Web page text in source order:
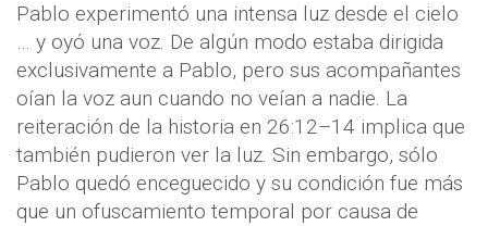
Pablo experimentó una intensa luz desde el cielo
… y oyó una voz. De algún modo estaba dirigida
exclusivamente a Pablo, pero sus acompañantes
oían la voz aun cuando no veían a nadie. La
reiteración de la historia en 26:12–14 implica que
también pudieron ver la luz. Sin embargo, sólo
Pablo quedó enceguecido y su condición fue más
que un ofuscamiento temporal por causa de